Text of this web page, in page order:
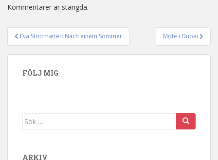
Kommentarer är stängda.
Inläggsnavigering
Eva Strittmatter: Nach einem Sommer Möte i Dubai
FÖLJ MIG
Sök efter:
ARKIV